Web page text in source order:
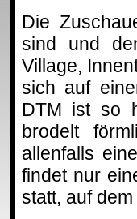
Die
sind und
Village,
sich auf
DTM ist so
brodelt
allenfalls
findet nur
statt, auf